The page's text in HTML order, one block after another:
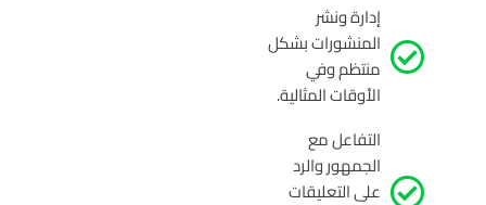
إدارة ونشر
المنشورات بشكل
منتظم وفي
الأوقات المثالية.
التفاعل مع
الجمهور والرد
على التعليقات